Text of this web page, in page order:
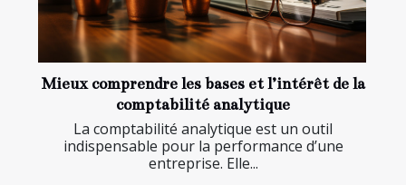
Mieux comprendre les bases et l’intérêt de la
comptabilité analytique
La comptabilité analytique est un outil
indispensable pour la performance d’une
entreprise. Elle...